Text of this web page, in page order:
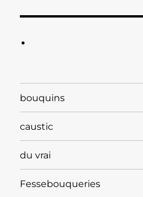
bouquins
caustic
du vrai
Fessebouqueries